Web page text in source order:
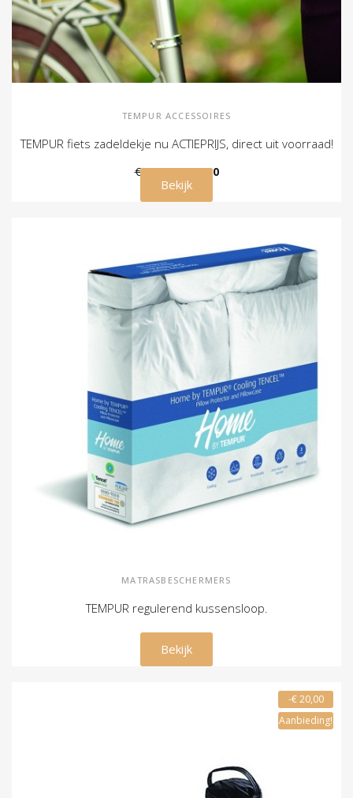
TEMPUR ACCESSOIRES
TEMPUR fiets zadeldekje nu ACTIEPRIJS, direct uit voorraad!
€ 69,00 € 49,00
Bekijk
MATRASBESCHERMERS
TEMPUR regulerend kussensloop.
€ 49,00
Bekijk
-€ 20,00
Aanbieding!